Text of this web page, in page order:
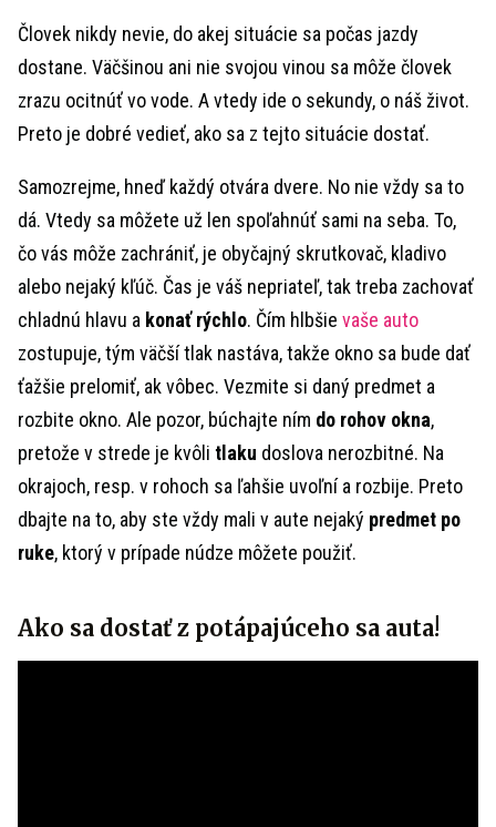
Človek nikdy nevie, do akej situácie sa počas jazdy
dostane. Väčšinou ani nie svojou vinou sa môže človek
zrazu ocitnúť vo vode. A vtedy ide o sekundy, o náš život.
Preto je dobré vedieť, ako sa z tejto situácie dostať.
Samozrejme, hneď každý otvára dvere. No nie vždy sa to
dá. Vtedy sa môžete už len spoľahnúť sami na seba. To,
čo vás môže zachrániť, je obyčajný skrutkovač, kladivo
alebo nejaký kľúč. Čas je váš nepriateľ, tak treba zachovať
chladnú hlavu a konať rýchlo. Čím hlbšie vaše auto
zostupuje, tým väčší tlak nastáva, takže okno sa bude dať
ťažšie prelomiť, ak vôbec. Vezmite si daný predmet a
rozbite okno. Ale pozor, búchajte ním do rohov okna,
pretože v strede je kvôli tlaku doslova nerozbitné. Na
okrajoch, resp. v rohoch sa ľahšie uvoľní a rozbije. Preto
dbajte na to, aby ste vždy mali v aute nejaký predmet po
ruke, ktorý v prípade núdze môžete použiť.
Ako sa dostať z potápajúceho sa auta!